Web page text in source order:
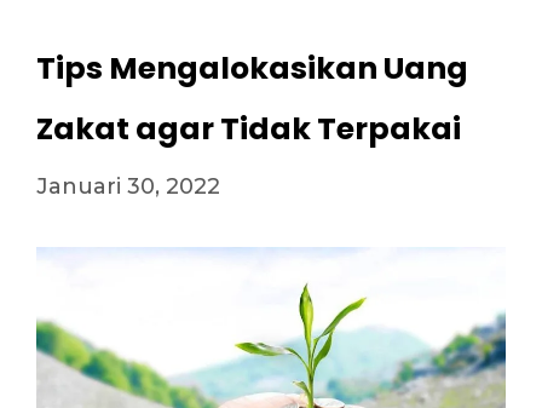
Tips Mengalokasikan Uang
Zakat agar Tidak Terpakai
Januari 30, 2022